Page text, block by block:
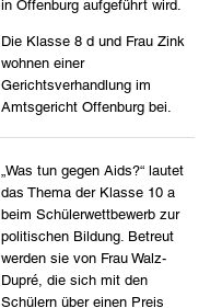
in Offenburg aufgeführt wird.
Die Klasse 8 d und Frau Zink
wohnen einer
Gerichtsverhandlung im
Amtsgericht Offenburg bei.
„Was tun gegen Aids?“ lautet
das Thema der Klasse 10 a
beim Schülerwettbewerb zur
politischen Bildung. Betreut
werden sie von Frau Walz-
Dupré, die sich mit den
Schülern über einen Preis